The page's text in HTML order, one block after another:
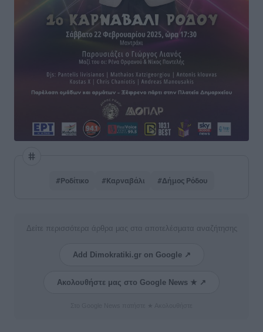
#Ροδίτικο #Καρναβάλι #Δήμος Ρόδου
Δείτε περισσότερα άρθρα μας στα αποτελέσματα αναζήτησης
Add Dimokratiki.gr on Google ↗
Ακολουθήστε μας στο Google News ★ ↗